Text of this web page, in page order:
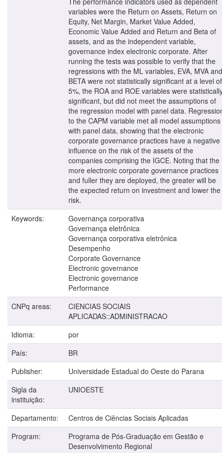
variables were the Return on Assets, Return on
Equity, Net Margin, Market Value Added,
Economic Value Added and Return and Beta of
assets, and as the independent variable,
governance index electronic corporate. After
running the tests was possible to verify that the
regressions with the ML variables, EVA, MVA and
BETA were not statistically significant at a level of
5%, the ROA and ROE variables were
significant, but did not meet the assumptions of
the regression model with panel data.
to the CAPM variable met all model assumptions
with panel data, showing that the electronic
corporate governance practices have a negative
influence on the risk of the assets of the
companies comprising the IGCE. Noting that the
more electronic corporate governance practices
and fuller they are deployed, the greater will be
the expected return on investment and lower the
risk.
Keywords:
Governança corporativa
Governança eletrônica
Governança corporativa eletrônica
Desempenho
Corporate Governance
Electronic governance
Electronic governance
Performance
CNPq areas:
CIENCIAS SOCIAIS
APLICADAS::ADMINISTRACAO
Idioma:
por
País:
BR
Publisher:
Universidade Estadual do Oeste do Parana
Sigla da
instituição:
UNIOESTE
Departamento:
Centros de Ciências Sociais Aplicadas
Program:
Programa de Pós-Graduação em Gestão e
Desenvolvimento Regional